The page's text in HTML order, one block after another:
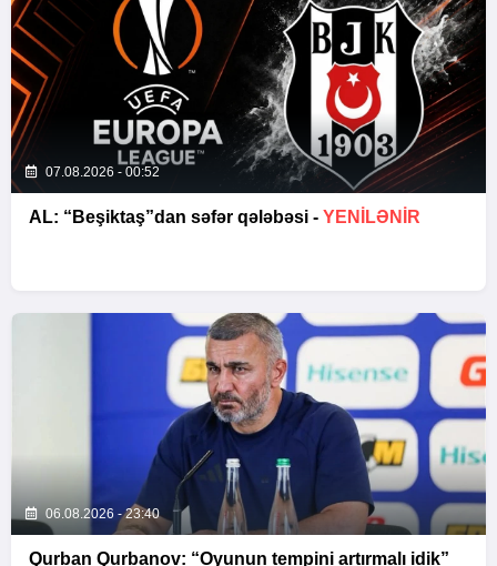
07.08.2026 - 00:52
AL: “Beşiktaş”dan səfər qələbəsi - YENİLƏNİR
06.08.2026 - 23:40
Qurban Qurbanov: “Oyunun tempini artırmalı idik”